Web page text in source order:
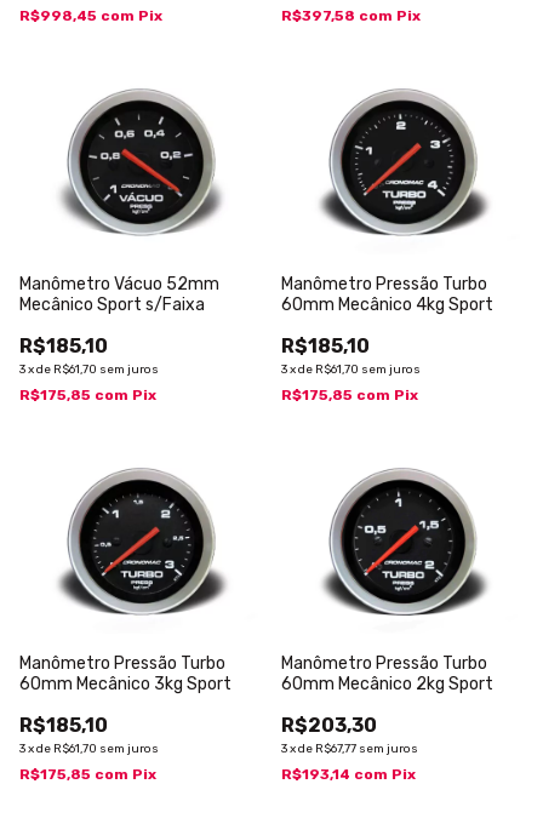
R$998,45 com Pix R$397,58 com Pix
Manômetro Vácuo 52mm
Mecânico Sport s/Faixa
R$185,10
3xde R$61,70 sem juros
R$175,85 com Pix
Manômetro Pressão Turbo
60mm Mecânico 4kg Sport
R$185,10
3xde R$61,70 sem juros
R$175,85 com Pix
Manômetro Pressão Turbo
60mm Mecânico 3kg Sport
R$185,10
3xde R$61,70 sem juros
R$175,85 com Pix
Manômetro Pressão Turbo
60mm Mecânico 2kg Sport
R$203,30
3xde R$67,77 sem juros
R$193,14 com Pix